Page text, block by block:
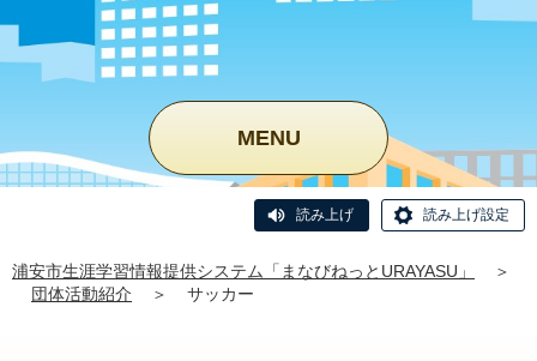
MENU
読み上げ 読み上げ設定
浦安市生涯学習情報提供システム「まなびねっとURAYASU」
＞
団体活動紹介
＞ サッカー